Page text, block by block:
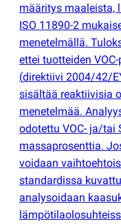
määritys maaleista,
ISO 11890-2
menetelmällä.
ettei tuotteiden
(direktiivi 2004/42/
sisältää reaktiivisia
menetelmää.
odotettu VOC- ja/tai
massaprosenttia.
voidaan
standardissa
analysoidaan